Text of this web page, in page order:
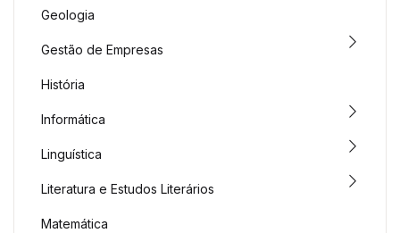
Geologia
Gestão de Empresas
História
Informática
Linguística
Literatura e Estudos Literários
Matemática